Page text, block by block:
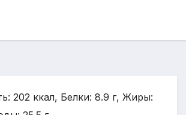
202 ккал, Белки: 8.9 г, Жиры: